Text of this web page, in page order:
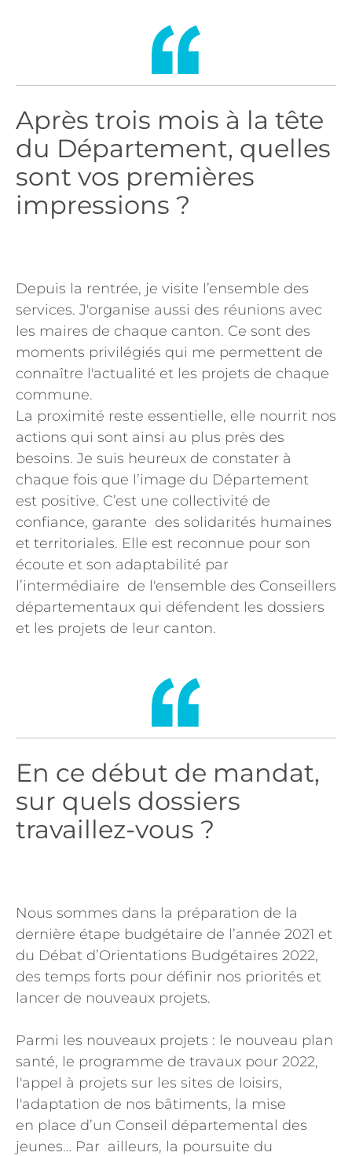
Après trois mois à la tête
du Département, quelles
sont vos premières
impressions ?
Depuis la rentrée, je visite l’ensemble des
services. J'organise aussi des réunions avec
les maires de chaque canton. Ce sont des
moments privilégiés qui me permettent de
connaître l'actualité et les projets de chaque
commune.
La proximité reste essentielle, elle nourrit nos
actions qui sont ainsi au plus près des
besoins. Je suis heureux de constater à
chaque fois que l’image du Département
est positive. C’est une collectivité de
confiance, garante des solidarités humaines
et territoriales. Elle est reconnue pour son
écoute et son adaptabilité par
l’intermédiaire de l'ensemble des Conseillers
départementaux qui défendent les dossiers
et les projets de leur canton.
En ce début de mandat,
sur quels dossiers
travaillez-vous ?
Nous sommes dans la préparation de la
dernière étape budgétaire de l’année 2021 et
du Débat d’Orientations Budgétaires 2022,
des temps forts pour définir nos priorités et
lancer de nouveaux projets.
Parmi les nouveaux projets : le nouveau plan
santé, le programme de travaux pour 2022,
l'appel à projets sur les sites de loisirs,
l'adaptation de nos bâtiments, la mise
en place d’un Conseil départemental des
jeunes… Par ailleurs, la poursuite du